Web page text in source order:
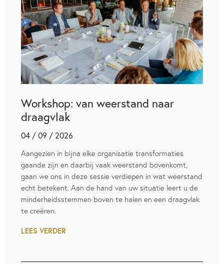
Workshop: van weerstand naar
draagvlak
04 / 09 / 2026
Aangezien in bijna elke organisatie transformaties
gaande zijn en daarbij vaak weerstand bovenkomt,
gaan we ons in deze sessie verdiepen in wat weerstand
echt betekent. Aan de hand van uw situatie leert u de
minderheidsstemmen boven te halen en een draagvlak
te creëren.
LEES VERDER